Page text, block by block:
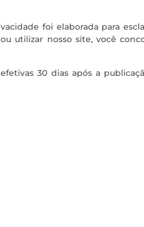
foi elaborada para
ou utilizar nosso site, você
30 dias após a